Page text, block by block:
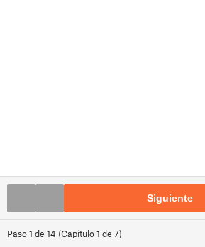
Paso1 de 14 (Capítulo1 de 7)
Siguiente